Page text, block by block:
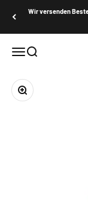
Wir versenden
MenüSuche
Bild vergrößern